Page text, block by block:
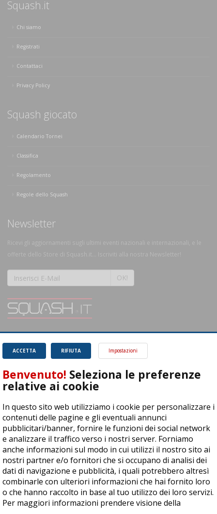
Squash.it
Chi siamo
Registrati
Contattaci
Privacy Policy
Squash giocato
Calendario Tornei
Classifica
Regolamento
Regole dello Squash
Newsletter
Ricevi gli aggiornamenti sugli ultimi eventi nazionali e internazionali, e le
offerte dello Store di Squash.it... Iscriviti alla nostra Newsletter!
OK!
SQUASH.it: Il punto di riferimento quotidiano per tutti gli amanti di questo
magnifico sport.
Leggi
RIFIUTA
ACCETTA Impostazioni
Benvenuto! Seleziona le preferenze
relative ai cookie
In questo sito web utilizziamo i cookie per personalizzare i
contenuti delle pagine e gli eventuali annunci
pubblicitari/banner, fornire le funzioni dei social network
e analizzare il traffico verso i nostri server. Forniamo
anche informazioni sul modo in cui utilizzi il nostro sito ai
nostri partner e/o fornitori che si occupano di analisi dei
dati di navigazione e pubblicità, i quali potrebbero altresì
combinarle con ulteriori informazioni che hai fornito loro
o che hanno raccolto in base al tuo utilizzo dei loro servizi.
Per maggiori informazioni prendere visione della
ASD Let's Sport - Via T. Olivelli 3, 25014 Castenedolo (BS) - P. Iva:
04278030988
© Copyright 2015 | All Rights Reserved - Powered byDynDevice
Privacy Policy Cookie Policy Accessibilità Sitemap